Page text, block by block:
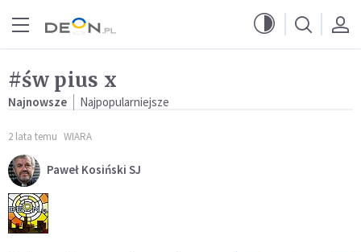
#św pius x
Najnowsze Najpopularniejsze
2 lata temu WIARA
Paweł Kosiński SJ